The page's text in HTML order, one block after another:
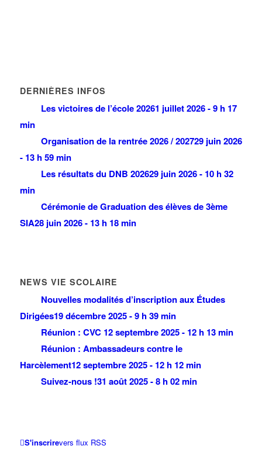
DERNIÈRES INFOS
Les victoires de l’école 20261 juillet 2026 - 9 h 17
min
Organisation de la rentrée 2026 / 202729 juin 2026
- 13 h 59 min
Les résultats du DNB 202629 juin 2026 - 10 h 32
min
Cérémonie de Graduation des élèves de 3ème
SIA28 juin 2026 - 13 h 18 min
NEWS VIE SCOLAIRE
Nouvelles modalités d’inscription aux Études
Dirigées19 décembre 2025 - 9 h 39 min
Réunion : CVC 12 septembre 2025 - 12 h 13 min
Réunion : Ambassadeurs contre le
Harcèlement12 septembre 2025 - 12 h 12 min
Suivez-nous !31 août 2025 - 8 h 02 min
S'inscrirevers flux RSS